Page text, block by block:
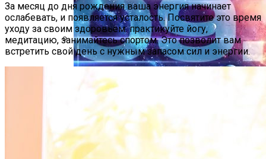
Дебютировал Крупный Кроссовер
Mazda CX-90: Неужели Только Для США?
Зеркальная Дата Осени 2023 Года: Как
Загадывать Желание 09.09 И Что
За месяц до дня рождения ваша энергия начинает
ослабевать, и появляется усталость. Посвятите это время
уходу за своим здоровьем: практикуйте йогу,
медитацию, занимайтесь спортом. Это позволит вам
встретить свой день с нужным запасом сил и энергии.